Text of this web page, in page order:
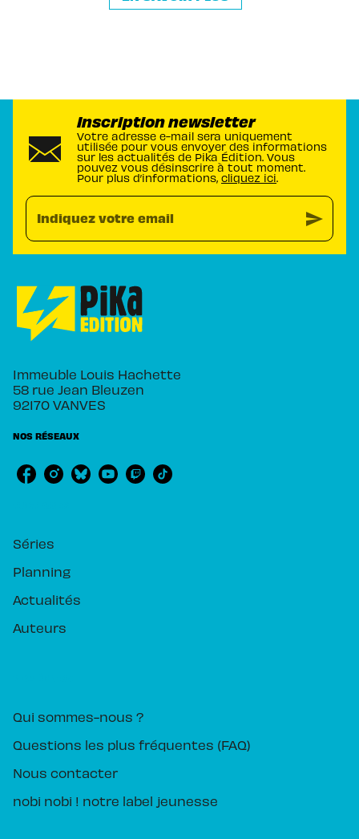
Inscription newsletter
Votre adresse e-mail sera uniquement
utilisée pour vous envoyer des informations
sur les actualités de Pika Édition. Vous
pouvez vous désinscrire à tout moment.
Pour plus d’informations, cliquez ici.
Indiquez votre email send
Immeuble Louis Hachette
58 rue Jean Bleuzen
92170 VANVES
NOS RÉSEAUX
Séries
Planning
Actualités
Auteurs
Qui sommes-nous ?
Questions les plus fréquentes (FAQ)
Nous contacter
nobi nobi ! notre label jeunesse